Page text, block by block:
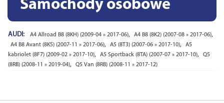
Samochody osobowe
AUDI: A4 Allroad B8 (8KH) (2009-04 » 2017-06), A4 B8 (8K2) (2007-08 » 2017-06),
A4 B8 Avant (8K5) (2007-11 » 2017-06), A5 (8T3) (2007-06 » 2017-10),
A5
kabriolet (8F7) (2009-02 » 2017-10), A5 Sportback (8TA) (2007-07 » 2017-10),
Q5
(8RB) (2008-11 » 2019-04), Q5 Van (8RB) (2008-11 » 2017-12)